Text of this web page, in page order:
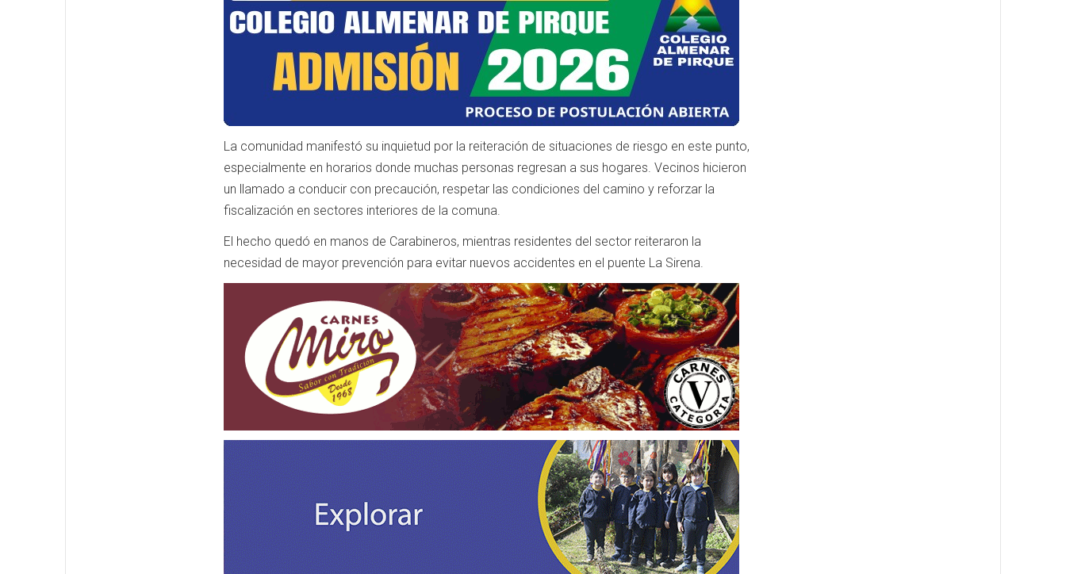
La comunidad manifestó su inquietud por la reiteración de situaciones de riesgo en este punto,
especialmente en horarios donde muchas personas regresan a sus hogares. Vecinos hicieron
un llamado a conducir con precaución, respetar las condiciones del camino y reforzar la
fiscalización en sectores interiores de la comuna.
El hecho quedó en manos de Carabineros, mientras residentes del sector reiteraron la
necesidad de mayor prevención para evitar nuevos accidentes en el puente La Sirena.